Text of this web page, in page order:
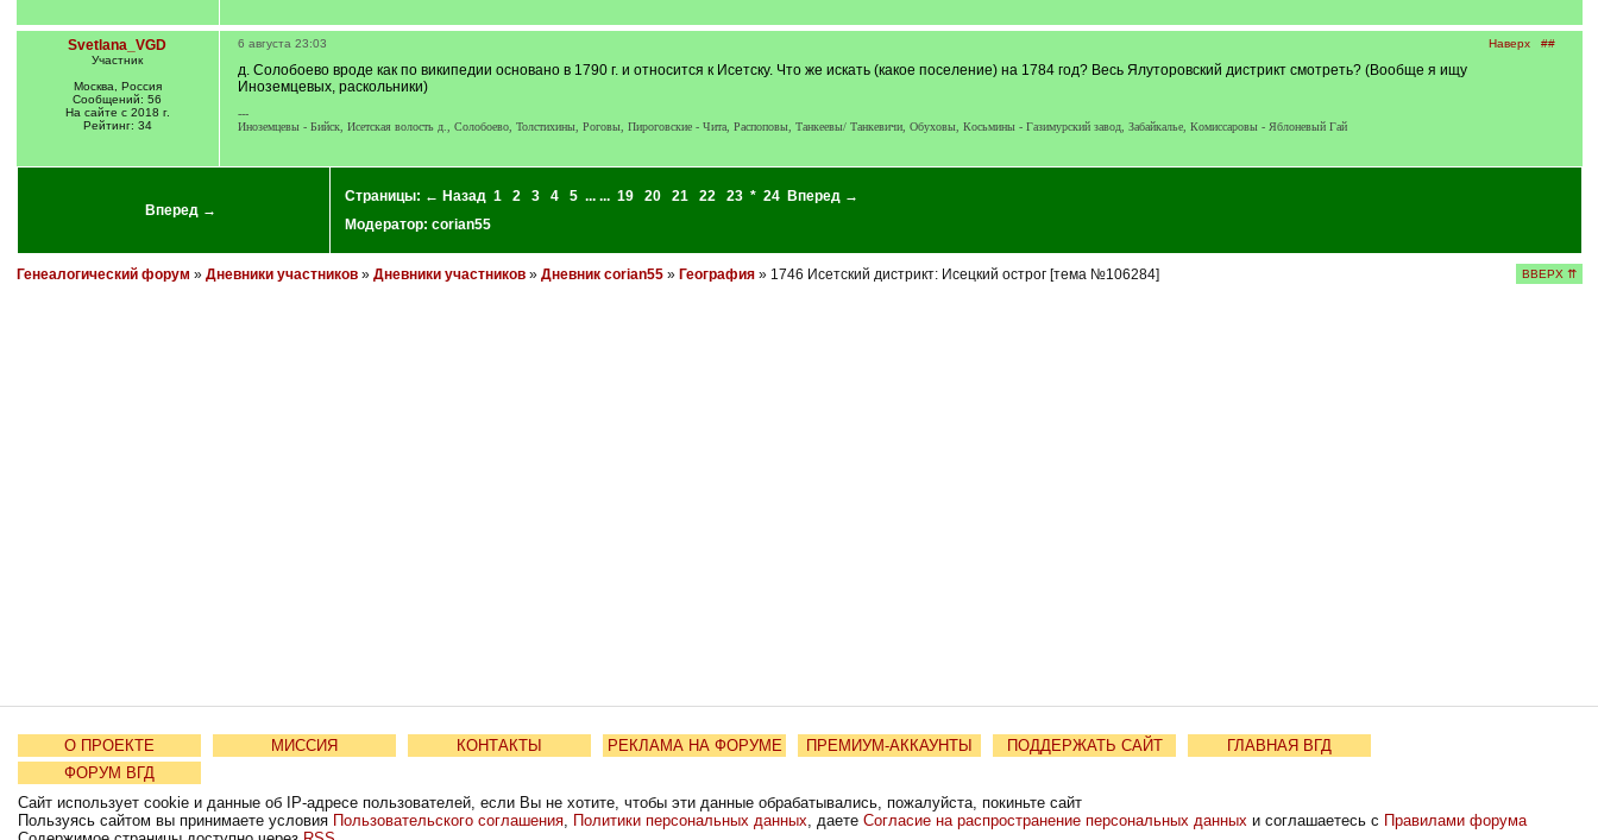
Svetlana_VGD
Участник
Москва, Россия
Сообщений: 56
На сайте с 2018 г.
Рейтинг: 34
Наверх ##
6 августа 23:03
д. Солобоево вроде как по википедии основано в 1790 г. и относится к Исетску. Что же искать (какое поселение) на 1784 год? Весь Ялуторовский дистрикт смотреть? (Вообще я ищу
Иноземцевых, раскольники)
---
Иноземцевы - Бийск, Исетская волость д., Солобоево, Толстихины, Роговы, Пироговские - Чита, Распоповы, Танкеевы/ Танкевичи, Обуховы, Косьмины - Газимурский завод, Забайкалье, Комиссаровы - Яблоневый Гай
Вперед →
Страницы: ← Назад 1 2 3 4 5 ... ... 19 20 21 22 23 * 24
Вперед →
Модератор: corian55
Генеалогический форум » Дневники участников» Дневники участников» Дневник corian55» География» 1746 Исетский дистрикт: Исецкий острог [тема №106284] ВВЕРХ ⇈
О ПРОЕКТЕ МИССИЯ КОНТАКТЫ РЕКЛАМА НА ФОРУМЕ ПРЕМИУМ-АККАУНТЫ ПОДДЕРЖАТЬ САЙТ
ГЛАВНАЯ ВГД
ФОРУМ ВГД
Сайт использует cookie и данные об IP-адресе пользователей, если Вы не хотите, чтобы эти данные обрабатывались, пожалуйста, покиньте сайт
Пользуясь сайтом вы принимаете условия Пользовательского соглашения, Политики персональных данных, даете Согласие на распространение персональных данных и соглашаетесь с Правилами форума